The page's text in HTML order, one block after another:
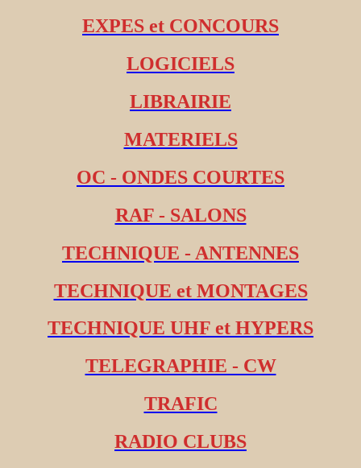
EXPES et CONCOURS
LOGICIELS
LIBRAIRIE
MATERIELS
OC - ONDES COURTES
RAF - SALONS
TECHNIQUE - ANTENNES
TECHNIQUE et MONTAGES
TECHNIQUE UHF et HYPERS
TELEGRAPHIE - CW
TRAFIC
RADIO CLUBS